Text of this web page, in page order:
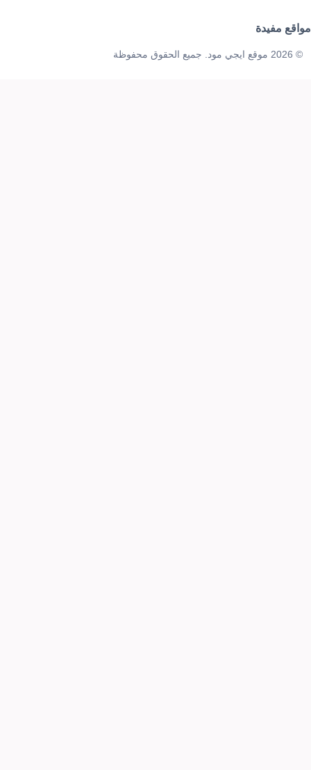
مواقع مفيدة
© 2026 موقع ايجي مود. جميع الحقوق محفوظة